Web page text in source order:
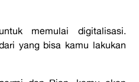
memulai digitalisasi.
yang bisa kamu lakukan